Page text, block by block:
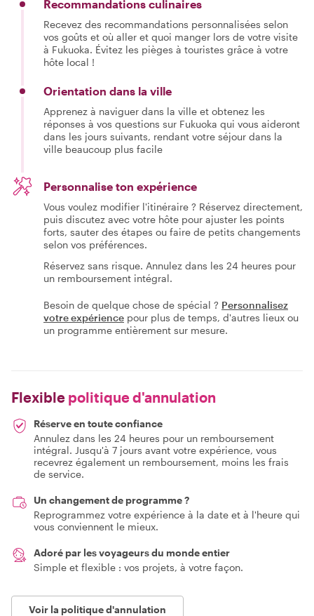
Recommandations culinaires
Recevez des recommandations personnalisées selon
vos goûts et où aller et quoi manger lors de votre visite
à Fukuoka. Évitez les pièges à touristes grâce à votre
hôte local !
Orientation dans la ville
Apprenez à naviguer dans la ville et obtenez les
réponses à vos questions sur Fukuoka qui vous aideront
dans les jours suivants, rendant votre séjour dans la
ville beaucoup plus facile
Personnalise ton expérience
Vous voulez modifier l'itinéraire ? Réservez directement,
puis discutez avec votre hôte pour ajuster les points
forts, sauter des étapes ou faire de petits changements
selon vos préférences.
Réservez sans risque. Annulez dans les 24 heures pour
un remboursement intégral.
Besoin de quelque chose de spécial ? Personnalisez
votre expérience pour plus de temps, d'autres lieux ou
un programme entièrement sur mesure.
Flexible politique d'annulation
Réserve en toute confiance
Annulez dans les 24 heures pour un remboursement
intégral. Jusqu'à 7 jours avant votre expérience, vous
recevrez également un remboursement, moins les frais
de service.
Un changement de programme ?
Reprogrammez votre expérience à la date et à l'heure qui
vous conviennent le mieux.
Adoré par les voyageurs du monde entier
Simple et flexible : vos projets, à votre façon.
Voir la politique d'annulation